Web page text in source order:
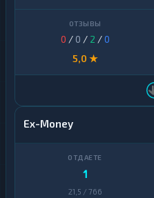
0 / 0 / 2 /0
5,0 ★
Ex-Money
1
21,5 / 766